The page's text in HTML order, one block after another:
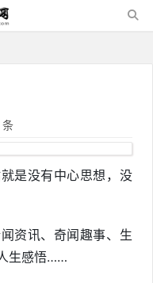
条
是没有中心思想，没
资讯、奇闻趣事、生
生感悟……